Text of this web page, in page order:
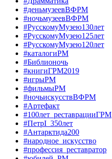
#деньмузеевВФРМ
#ночьмузеевВФРМ
#РусскомуМузею130лет
#РусскомуМузею125лет
#РусскомуМузею120лет
#каталогиРМ
#Библионочь
#книгиГРМ2019
#игрыРМ
#фильмыРМ
#ночьискусствВФРМ
#Артефакт
#100лет_реставрацииГРМ
#ПетрI_350лет
#Антарктида200
#народное_искусство
#профессия_реставратор